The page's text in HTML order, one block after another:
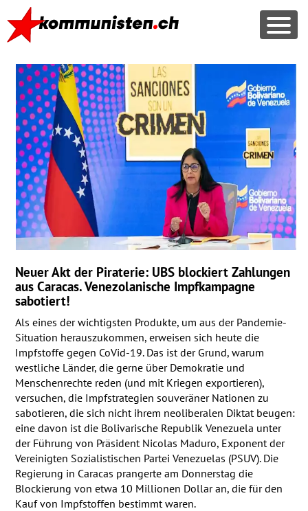
Neuer Akt der Piraterie: UBSblockiert Zahlungen
aus Caracas. Venezolanische Impfkampagne
sabotiert!
Als eines der wichtigsten Produkte, um aus der Pandemie-
Situation herauszukommen, erweisen sich heute die
Impfstoffe gegen CoVid-19. Das ist der Grund, warum
westliche Länder, die gerne über Demokratie und
Menschenrechte reden (und mit Kriegen exportieren),
versuchen, die Impfstrategien souveräner Nationen zu
sabotieren, die sich nicht ihrem neoliberalen Diktat beugen:
eine davon ist die Bolivarische Republik Venezuela unter
der Führung von Präsident Nicolas Maduro, Exponent der
Vereinigten Sozialistischen Partei Venezuelas (PSUV). Die
Regierung in Caracas prangerte am Donnerstag die
Blockierung von etwa 10 Millionen Dollar an, die für den
Kauf von Impfstoffen bestimmt waren.